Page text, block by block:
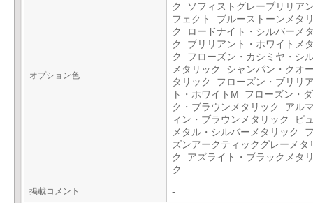
オプション色
ク ソフィストグレーブリリア
フェクト ブルーストーンメタ
ク ロードナイト・シルバーメ
ク ブリリアント・ホワイトメ
ク フローズン・カシミヤ・シ
メタリック シャンパン・クオ
タリック フローズン・ブリリ
ト・ホワイトM フローズン・
ク・ブラウンメタリック アル
ィン・ブラウンメタリック ピ
メタル・シルバーメタリック
ズンアークティックグレーメタ
ク アズライト・ブラックメタ
ク
掲載コメント -